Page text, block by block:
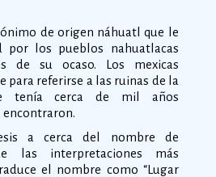
de origen náhuatl que le
los pueblos nahuatlacas
de su ocaso. Los mexicas
para referirse a las ruinas de la
tenía cerca de mil años
encontraron.
a cerca del nombre de
las interpretaciones más
el nombre como “Lugar